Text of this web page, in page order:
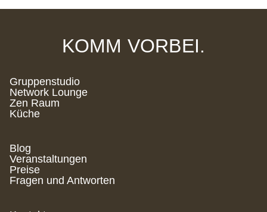
KOMM VORBEI.
Gruppenstudio
Network Lounge
Zen Raum
Küche
Blog
Veranstaltungen
Preise
Fragen und Antworten